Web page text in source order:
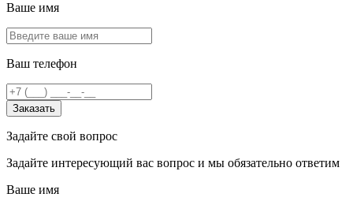
Ваше имя
Ваш телефон
Заказать
Задайте свой вопрос
Задайте интересующий вас вопрос и мы обязательно ответим
Ваше имя